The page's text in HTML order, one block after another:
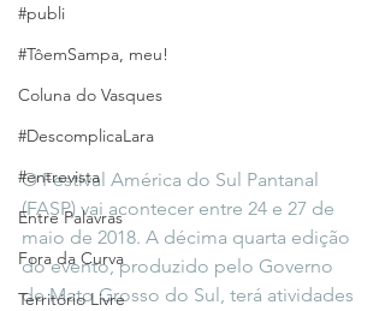
#publi
#TôemSampa, meu!
Coluna do Vasques
#DescomplicaLara
#entrevista
Entre Palavras
Fora da Curva
Território Livre
O Festival América do Sul Pantanal
(FASP) vai acontecer entre 24 e 27 de
maio de 2018. A décima quarta edição
do evento, produzido pelo Governo
de Mato Grosso do Sul, terá atividades